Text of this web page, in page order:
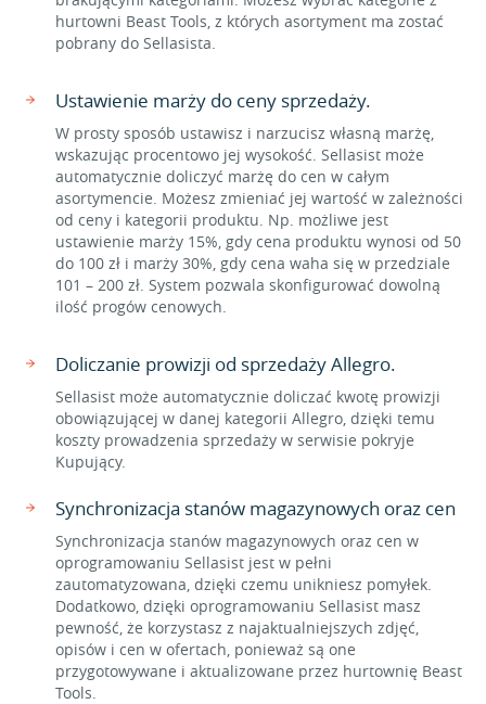
hurtowni Beast Tools, z których asortyment ma zostać
pobrany do Sellasista.
Ustawienie marży do ceny sprzedaży.
W prosty sposób ustawisz i narzucisz własną marżę,
wskazując procentowo jej wysokość. Sellasist może
automatycznie doliczyć marżę do cen w całym
asortymencie. Możesz zmieniać jej wartość w zależności
od ceny i kategorii produktu. Np. możliwe jest
ustawienie marży 15%, gdy cena produktu wynosi od 50
do 100 zł i marży 30%, gdy cena waha się w przedziale
101 – 200 zł. System pozwala skonfigurować dowolną
ilość progów cenowych.
Doliczanie prowizji od sprzedaży Allegro.
Sellasist może automatycznie doliczać kwotę prowizji
obowiązującej w danej kategorii Allegro, dzięki temu
koszty prowadzenia sprzedaży w serwisie pokryje
Kupujący.
Synchronizacja stanów magazynowych oraz cen
Synchronizacja stanów magazynowych oraz cen w
oprogramowaniu Sellasist jest w pełni
zautomatyzowana, dzięki czemu unikniesz pomyłek.
Dodatkowo, dzięki oprogramowaniu Sellasist masz
pewność, że korzystasz z najaktualniejszych zdjęć,
opisów i cen w ofertach, ponieważ są one
przygotowywane i aktualizowane przez hurtownię Beast
Tools.